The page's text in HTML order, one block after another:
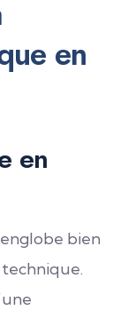
en
en
bien